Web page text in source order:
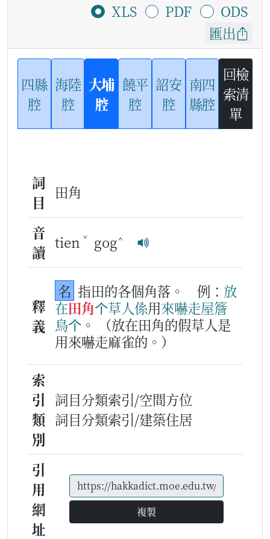
XLS
PDF
ODS
匯出
四縣
腔
海陸
腔
大埔
腔
饒平
腔
詔安
腔
南四
縣腔
回檢
索清
單
詞
目
田角
音
讀
tien ˇ gog^
釋
義
名 指田的各個角落。 例： 放
在田角个草人係用來嚇走屋簷
鳥个 。
（放在田角的假草人是
用來嚇走麻雀的。）
索
引
類
別
詞目分類索引/空間方位
詞目分類索引/建築住居
引
用
網
址
複製